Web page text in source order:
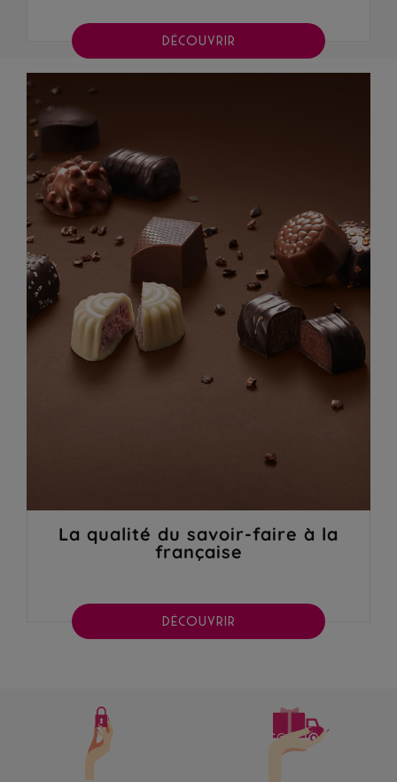
DÉCOUVRIR
La qualité du savoir-faire à la
française
DÉCOUVRIR